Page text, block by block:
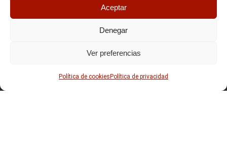
Aceptar
Denegar
Ver preferencias
Política de cookies Política de privacidad